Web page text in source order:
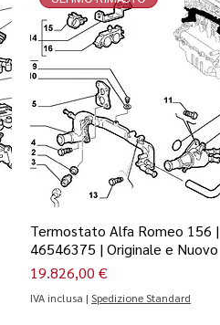
Termostato Alfa Romeo 156 |
46546375 | Originale e Nuovo
Prezzo
19.826,00 €
IVA inclusa | Spedizione Standard